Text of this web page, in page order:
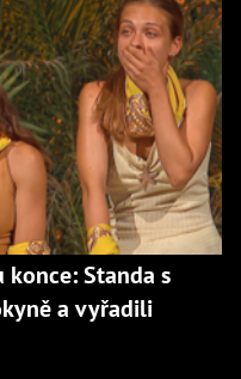
Standa s
a vyřadili